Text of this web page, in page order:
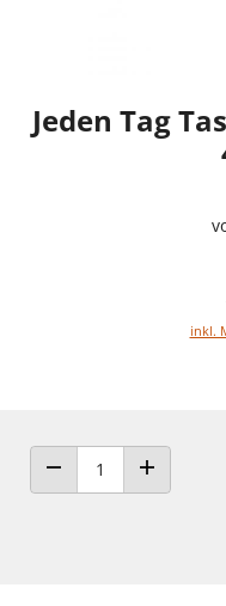
Jeden Tag
inkl.
ANZAHL VERRINGERN
ANZAHL